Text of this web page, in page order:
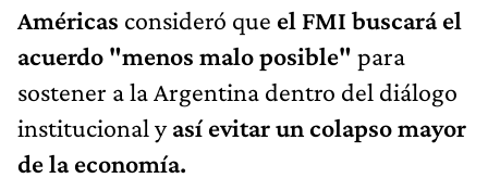
Américas consideró que el FMI buscará el
acuerdo "menos malo posible" para
sostener a la Argentina dentro del diálogo
institucional yasí evitar un colapso mayor
de la economía.